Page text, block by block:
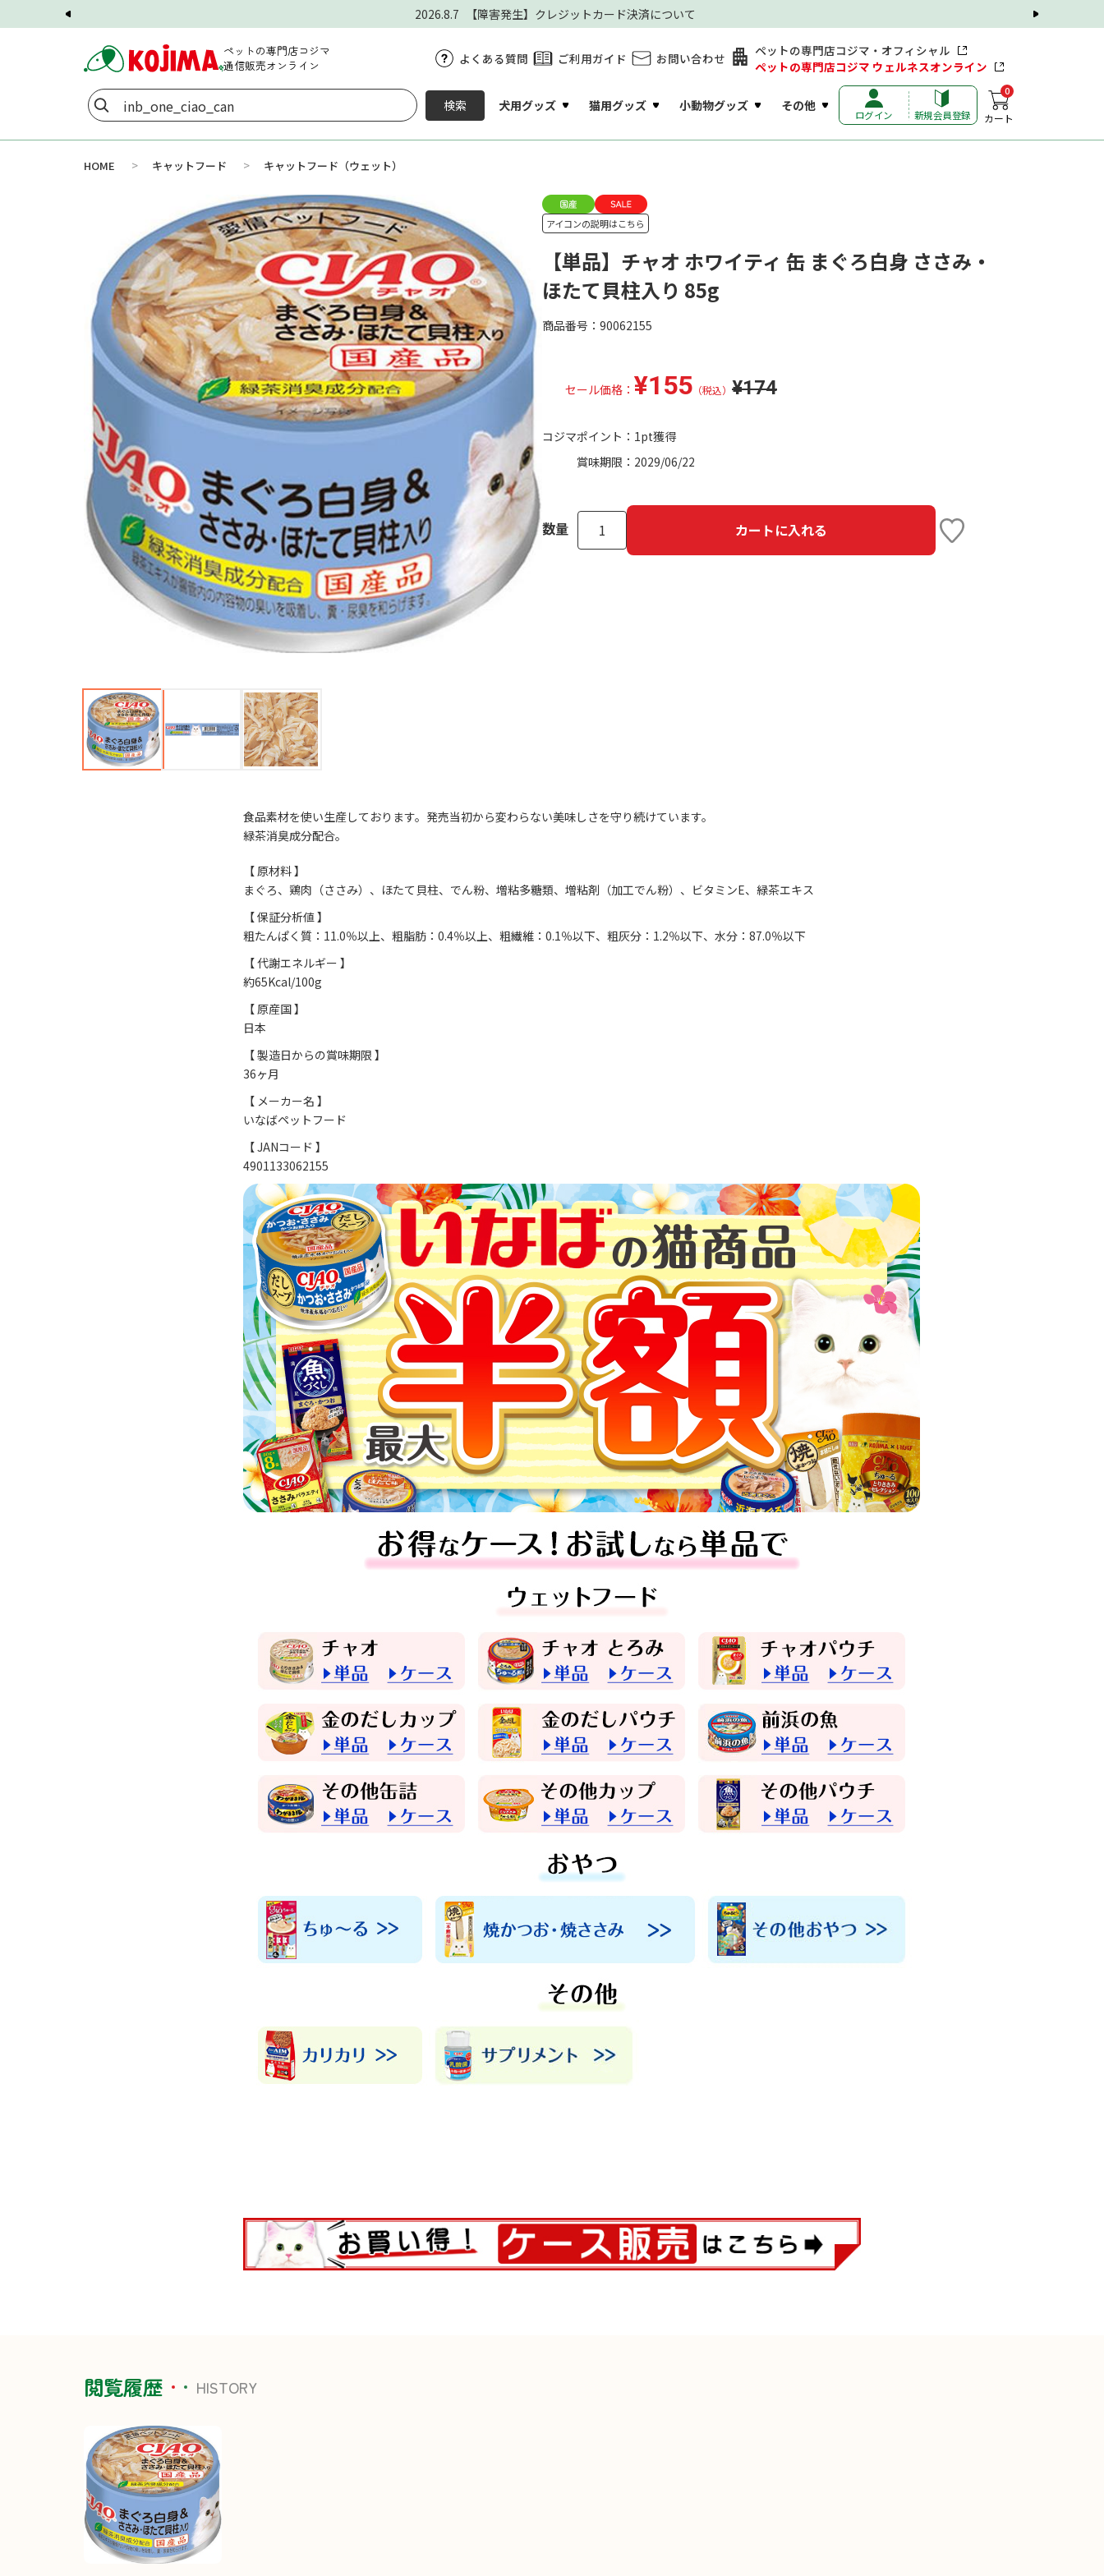
2026.8.7 【障害発生】クレジットカード決済について
ペットの専門店コジマ
通信販売オンライン
よくある質問 ご利用ガイド お問い合わせ
ペットの専門店コジマ・オフィシャル
ペットの専門店コジマ ウェルネスオンライン
検索 犬用グッズ 猫用グッズ 小動物グッズ その他
ログイン 新規会員登録
0
カート
HOME > キャットフード > キャットフード（ウェット）
アイコンの説明はこちら
【単品】チャオ ホワイティ 缶 まぐろ白身 ささみ・
ほたて貝柱入り 85g
商品番号：90062155
セール価格： ¥155 （税込） ¥174
コジマポイント： 1pt獲得
賞味期限： 2029/06/22
数量 カートに入れる
食品素材を使い生産しております。発売当初から変わらない美味しさを守り続けています。
緑茶消臭成分配合。
【 原材料 】
まぐろ、鶏肉（ささみ）、ほたて貝柱、でん粉、増粘多糖類、増粘剤（加工でん粉）、ビタミンE、緑茶エキス
【 保証分析値 】
粗たんぱく質：11.0％以上、粗脂肪：0.4％以上、粗繊維：0.1％以下、粗灰分：1.2％以下、水分：87.0％以下
【 代謝エネルギー 】
約65Kcal/100g
【 原産国 】
日本
【 製造日からの賞味期限 】
36ヶ月
【 メーカー名 】
いなばペットフード
【 JANコード 】
4901133062155
閲覧履歴 HISTORY